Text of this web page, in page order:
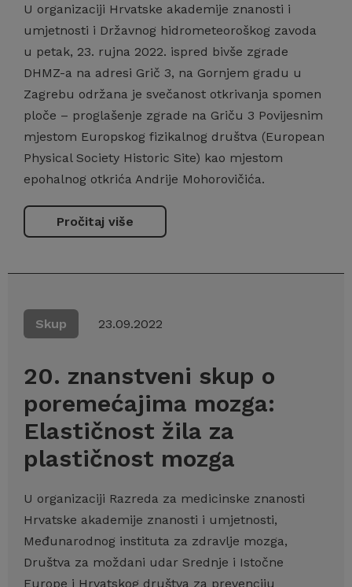
U organizaciji Hrvatske akademije znanosti i
umjetnosti i Državnog hidrometeoroškog zavoda
u petak, 23. rujna 2022. ispred bivše zgrade
DHMZ-a na adresi Grič 3, na Gornjem gradu u
Zagrebu održana je svečanost otkrivanja spomen
ploče – proglašenje zgrade na Griču 3 Povijesnim
mjestom Europskog fizikalnog društva (European
Physical Society Historic Site) kao mjestom
epohalnog otkrića Andrije Mohorovičića.
Pročitaj više
Skup 23.09.2022
20. znanstveni skup o
poremećajima mozga:
Elastičnost žila za
plastičnost mozga
U organizaciji Razreda za medicinske znanosti
Hrvatske akademije znanosti i umjetnosti,
Međunarodnog instituta za zdravlje mozga,
Društva za moždani udar Srednje i Istočne
Europe i Hrvatskog društva za prevenciju